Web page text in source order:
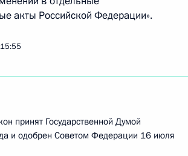
акты Российской Федерации».
15:55
принят Государственной Думой
и одобрен Советом Федерации 16 июля